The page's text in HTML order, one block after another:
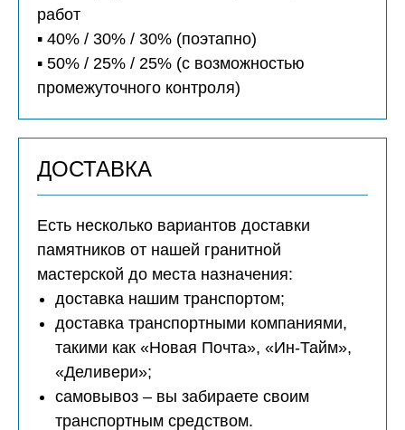
работ
▪️ 40% / 30% / 30% (поэтапно)
▪️ 50% / 25% / 25% (с возможностью
промежуточного контроля)
ДОСТАВКА
Есть несколько вариантов доставки
памятников от нашей гранитной
мастерской до места назначения:
доставка нашим транспортом;
доставка транспортными компаниями,
такими как «Новая Почта», «Ин-Тайм»,
«Деливери»;
самовывоз – вы забираете своим
транспортным средством.